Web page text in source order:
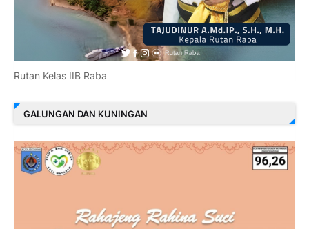
Rutan Kelas IIB Raba
GALUNGAN DAN KUNINGAN